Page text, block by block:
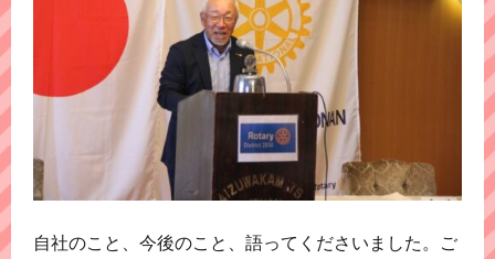
自社のこと、今後のこと、語ってくださいました。ご